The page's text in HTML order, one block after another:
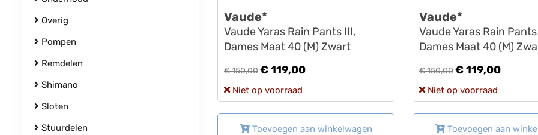
Overig
Pompen
Remdelen
Shimano
Sloten
Stuurdelen
Vaude*
Vaude Yaras Rain Pants III,
Dames Maat 40 (M) Zwart
€ 150,00€ 119,00
Niet op voorraad
Toevoegen aan winkelwagen
Vaude*
Vaude Yaras Rain
Dames Maat 40 (M)
€ 150,00€ 119,00
Niet op voorraad
Toevoegen aan